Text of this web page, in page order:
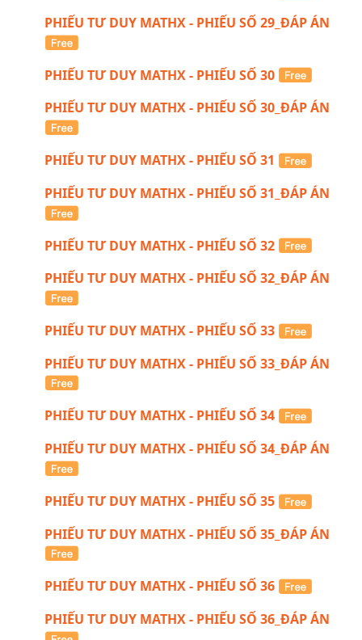
PHIẾU TƯ DUY MATHX - PHIẾU SỐ 29_ĐÁP ÁN
PHIẾU TƯ DUY MATHX - PHIẾU SỐ 30
PHIẾU TƯ DUY MATHX - PHIẾU SỐ 30_ĐÁP ÁN
PHIẾU TƯ DUY MATHX - PHIẾU SỐ 31
PHIẾU TƯ DUY MATHX - PHIẾU SỐ 31_ĐÁP ÁN
PHIẾU TƯ DUY MATHX - PHIẾU SỐ 32
PHIẾU TƯ DUY MATHX - PHIẾU SỐ 32_ĐÁP ÁN
PHIẾU TƯ DUY MATHX - PHIẾU SỐ 33
PHIẾU TƯ DUY MATHX - PHIẾU SỐ 33_ĐÁP ÁN
PHIẾU TƯ DUY MATHX - PHIẾU SỐ 34
PHIẾU TƯ DUY MATHX - PHIẾU SỐ 34_ĐÁP ÁN
PHIẾU TƯ DUY MATHX - PHIẾU SỐ 35
PHIẾU TƯ DUY MATHX - PHIẾU SỐ 35_ĐÁP ÁN
PHIẾU TƯ DUY MATHX - PHIẾU SỐ 36
PHIẾU TƯ DUY MATHX - PHIẾU SỐ 36_ĐÁP ÁN